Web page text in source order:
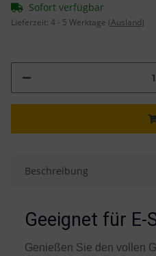
Sofort verfügbar
Lieferzeit: 4 - 5 Werktage (Ausland)
Beschreibung
Geeignet für E-
Genießen Sie den vollen